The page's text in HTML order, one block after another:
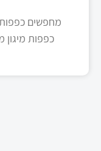
מחפשים
כפפות מיגון